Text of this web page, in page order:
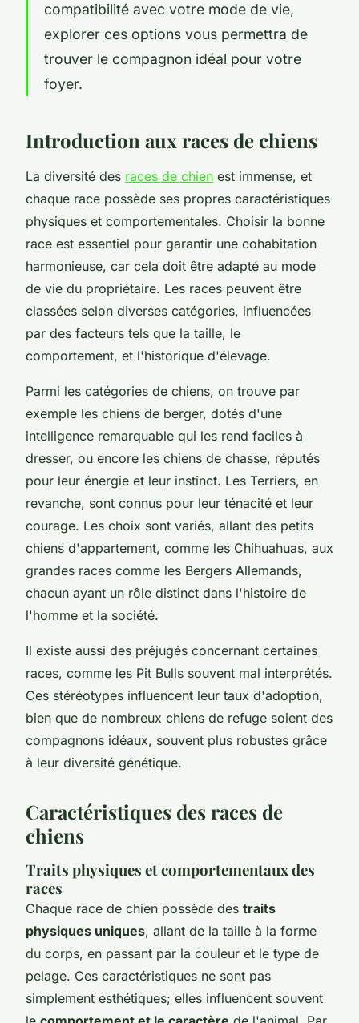
compatibilité avec votre mode de vie,
explorer ces options vous permettra de
trouver le compagnon idéal pour votre
foyer.
Introduction aux races de chiens
La diversité des races de chien est immense, et
chaque race possède ses propres caractéristiques
physiques et comportementales. Choisir la bonne
race est essentiel pour garantir une cohabitation
harmonieuse, car cela doit être adapté au mode
de vie du propriétaire. Les races peuvent être
classées selon diverses catégories, influencées
par des facteurs tels que la taille, le
comportement, et l'historique d'élevage.
Parmi les catégories de chiens, on trouve par
exemple les chiens de berger, dotés d'une
intelligence remarquable qui les rend faciles à
dresser, ou encore les chiens de chasse, réputés
pour leur énergie et leur instinct. Les Terriers, en
revanche, sont connus pour leur ténacité et leur
courage. Les choix sont variés, allant des petits
chiens d'appartement, comme les Chihuahuas, aux
grandes races comme les Bergers Allemands,
chacun ayant un rôle distinct dans l'histoire de
l'homme et la société.
Il existe aussi des préjugés concernant certaines
races, comme les Pit Bulls souvent mal interprétés.
Ces stéréotypes influencent leur taux d'adoption,
bien que de nombreux chiens de refuge soient des
compagnons idéaux, souvent plus robustes grâce
à leur diversité génétique.
Caractéristiques des races de
chiens
Traits physiques et comportementaux des
races
Chaque race de chien possède des traits
physiques uniques, allant de la taille à la forme
du corps, en passant par la couleur et le type de
pelage. Ces caractéristiques ne sont pas
simplement esthétiques; elles influencent souvent